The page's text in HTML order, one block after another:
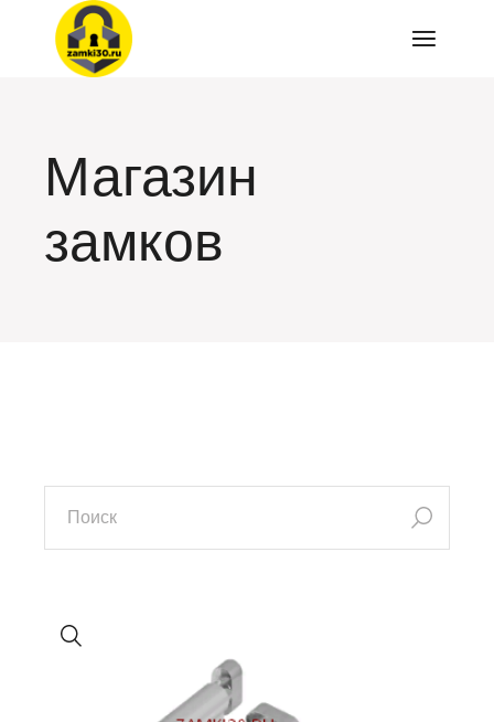
Перейти
содержимому
Магазин
замков
искать: